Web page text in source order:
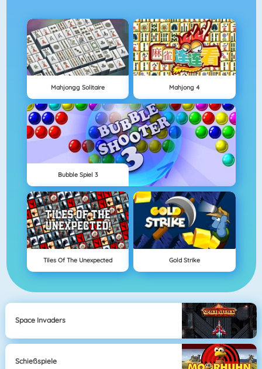
Mahjongg Solitaire Mahjong 4
Bubble Spiel 3
Tiles Of The Unexpected Gold Strike
Space Invaders
Schießspiele